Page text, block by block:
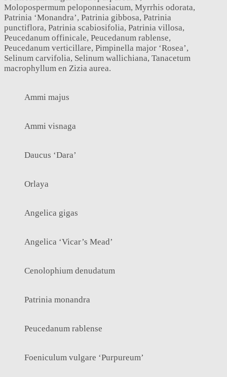
Molopospermum peloponnesiacum, Myrrhis odorata,
Patrinia ‘Monandra’, Patrinia gibbosa, Patrinia
punctiflora, Patrinia scabiosifolia, Patrinia villosa,
Peucedanum offinicale, Peucedanum rablense,
Peucedanum verticillare, Pimpinella major ‘Rosea’,
Selinum carvifolia, Selinum wallichiana, Tanacetum
macrophyllum en Zizia aurea.
Ammi majus
Ammi visnaga
Daucus ‘Dara’
Orlaya
Angelica gigas
Angelica ‘Vicar’s Mead’
Cenolophium denudatum
Patrinia monandra
Peucedanum rablense
Foeniculum vulgare ‘Purpureum’